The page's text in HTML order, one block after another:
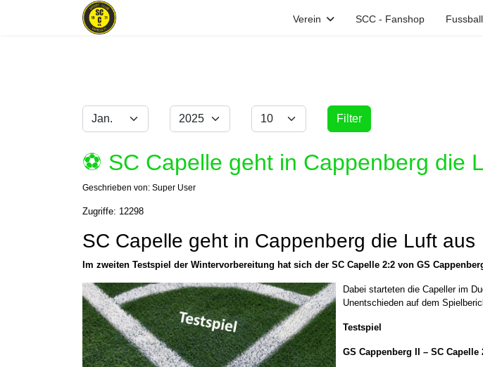
Verein SCC - Fanshop Fussball
Filter
Monat Jahr Anzeige #
Filter
⚽️ SC Capelle geht in Cappenberg die
Geschrieben von: Super User
Zugriffe: 12298
SC Capelle geht in Cappenberg die Luft aus
Im zweiten Testspiel der Wintervorbereitung hat sich der SC Capelle 2:2 von GS
Dabei starteten die Capeller im
Unentschieden auf dem
Testspiel
GS Cappenberg II – SC Capelle